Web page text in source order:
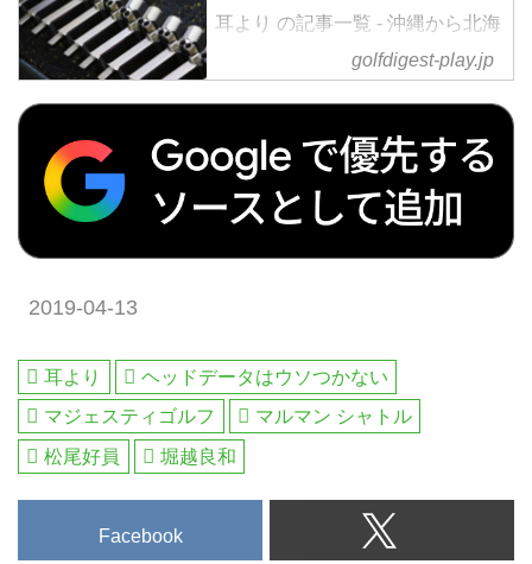
日配信。編集の目利きが作るゴル
ト・ゴルフへ行こうWEB by ゴル
耳より の記事一覧 - 沖縄から北海
道まで全国の国内ゴルフ旅行、ハ
ワイ・北南米・英国・スコットラ
ンド・欧州・タイ・マレーシアな
ど世界中の海外ゴルフ旅行をご案
内。ゴルフ場会員権の売買、ゴル
フダイジェストだけのお得なメン
バーシップ情報。初心者・アベレ
golfdigest-play.jp
2019-04-13
耳より
ヘッドデータはウソつかない
マジェスティゴルフ
マルマン シャトル
松尾好員
堀越良和
Facebook